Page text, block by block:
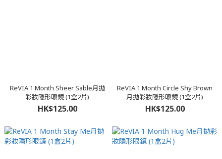
ReVIA 1 Month Sheer Sable月拋
彩妝隱形眼鏡 (1盒2片)
HK$125.00
ReVIA 1 Month Circle Shy Brown
月拋彩妝隱形眼鏡 (1盒2片)
HK$125.00